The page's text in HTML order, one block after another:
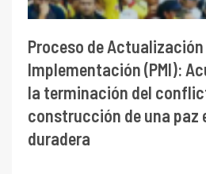
Proceso de Actualización
Implementación (PMI):
la terminación del
construcción de una paz
duradera